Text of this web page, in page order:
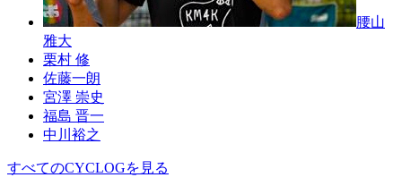
腰山
雅大
栗村 修
佐藤一朗
宮澤 崇史
福島 晋一
中川裕之
すべてのCYCLOGを見る